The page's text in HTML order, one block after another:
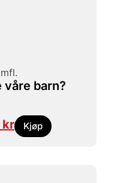
våre barn?
kr Kjøp